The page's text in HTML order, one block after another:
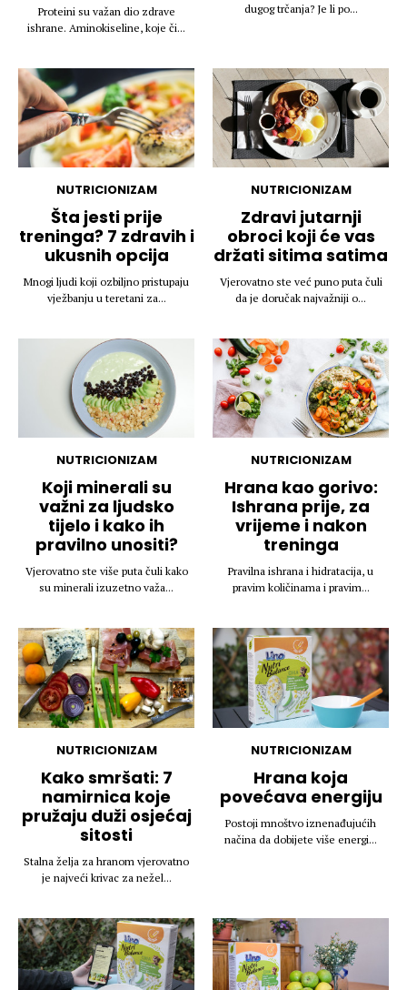
Proteini su važan dio zdrave
ishrane. Aminokiseline, koje či...
dugog trčanja? Je li po...
NUTRICIONIZAM
Šta jesti prije
treninga? 7 zdravih i
ukusnih opcija
Mnogi ljudi koji ozbiljno pristupaju
vježbanju u teretani za...
NUTRICIONIZAM
Zdravi jutarnji
obroci koji će vas
držati sitima satima
Vjerovatno ste već puno puta čuli
da je doručak najvažniji o...
NUTRICIONIZAM
Koji minerali su
važni za ljudsko
tijelo i kako ih
pravilno unositi?
Vjerovatno ste više puta čuli kako
su minerali izuzetno važa...
NUTRICIONIZAM
Hrana kao gorivo:
Ishrana prije, za
vrijeme i nakon
treninga
Pravilna ishrana i hidratacija, u
pravim količinama i pravim...
NUTRICIONIZAM
Kako smršati: 7
namirnica koje
pružaju duži osjećaj
sitosti
Stalna želja za hranom vjerovatno
je najveći krivac za nežel...
NUTRICIONIZAM
Hrana koja
povećava energiju
Postoji mnoštvo iznenađujućih
načina da dobijete više energi...